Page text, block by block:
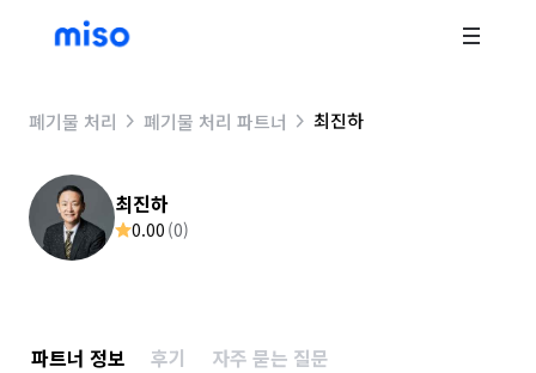
폐기물 처리 폐기물 처리 파트너 최진하
최진하
0.00 (0)
파트너 정보 후기 자주 묻는 질문